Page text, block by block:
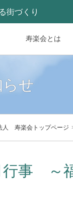
寿楽会とは
街づくり
せ
人 寿楽会トップページ
行事 ～